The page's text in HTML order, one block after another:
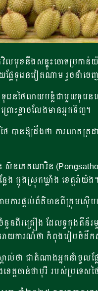
មុខនឹងសន្ទុះចោទប្រកាន់
លែទុរេនវៀតណាម​ រួចនាំចេ
េនថៃលាយបន្លំជាមួយទុរេ
ោះខ្លាចលែងមានអ្នកទិញ។
ឱ្យដឹងថា ការ​លាតត្រដា
ភេតណារិន
ក្នុងស្រុកឃ្លាំង ខេត្តរ៉ាយ៉ង។
តាមការ​ផ្តល់​ព័ត៌មានពីក្រុ
នួន​ពីរគ្រឿង ដែលទូ​កុងតឺន័
យការណ៍​ថា ​កំពុង​រៀបចំ​ដឹក​
គាល់ថា​ ជាតំណាងអ្នកនាំចូ
េត្តចាន់ថាបុរី របស់ប្រទេសថ